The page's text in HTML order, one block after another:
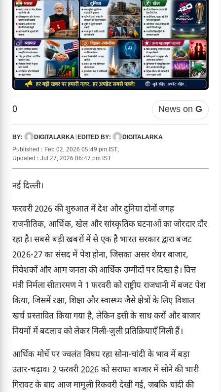
0 News on G
BY: DIGITALARKA EDITED BY:
DIGITALARKA
Published : Feb 02, 2026 05:49 pm IST,
Updated : Jul 27, 2026 06:47 pm IST
नई दिल्ली।
फरवरी 2026 की शुरुआत में देश और दुनिया दोनों जगह
राजनीतिक, आर्थिक, खेल और सांस्कृतिक घटनाओं का जोरदार दौर
रहा है। सबसे बड़ी खबरों में से एक है भारत सरकार द्वारा बजट
2026-27 का संसद में पेश होना, जिसका असरशेयर बाजार,
निवेशकों और आम जनता की आर्थिक उम्मीदों पर दिखा है। वित्त
मंत्री निर्मला सीतारमण ने 1 फरवरी को राष्ट्रीय राजधानी में बजट पेश
किया, जिसमें रक्षा, शिक्षा और स्वास्थ्य जैसे क्षेत्रों के लिए विशाल
खर्च प्रस्तावित किया गया है, लेकिन इसी के साथ करों और बाजार
नियमों में बदलाव को लेकर मिली-जुली प्रतिक्रियाएँ मिली हैं।
आर्थिक मोर्चे पर ज्वलंत विषय रहा सोना-चांदी के भाव में बड़ा
उतार-चढ़ाव। 2 फरवरी 2026 को सराफा बाजार में सोने की भारी
गिरावट के बाद आज मामूली रिकवरी देखी गई, जबकि चांदी की